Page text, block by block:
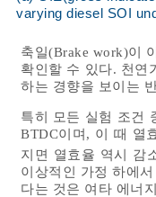
varying diesel SOI
축일(Brake work)이
확인할 수 있다. 천연
하는 경향을 보이는
특히 모든 실험 조건
BTDC이며, 이 때 열
지면 열효율 역시 감
이상적인 가정 하에
다는 것은 여타 에너